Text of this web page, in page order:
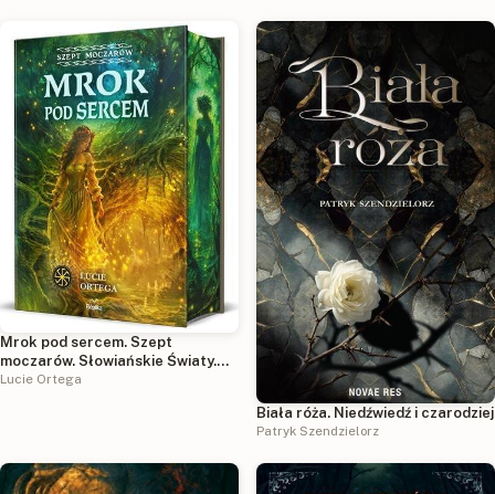
Mrok pod sercem. Szept
moczarów. Słowiańskie Światy.
Tom 2 (ilustrowane brzegi)
Lucie Ortega
Biała róża. Niedźwiedź i czarodziej
Patryk Szendzielorz